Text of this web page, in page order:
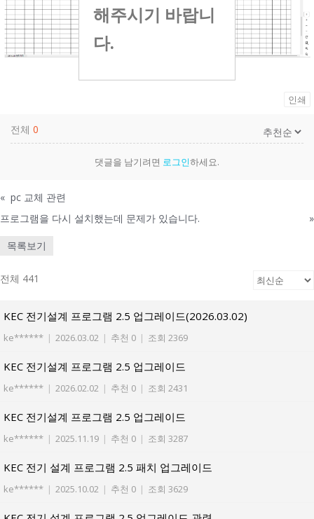
해주시기 바랍니
다.
인쇄
전체 0
댓글을 남기려면 로그인하세요.
« pc 교체 관련
프로그램을 다시 설치했는데 문제가 있습니다.
»
목록보기
전체 441
KEC 전기설계 프로그램 2.5 업그레이드(2026.03.02)
ke****** | 2026.03.02 | 추천 0 | 조회 2369
KEC 전기설계 프로그램 2.5 업그레이드
ke****** | 2026.02.02 | 추천 0 | 조회 2431
KEC 전기설계 프로그램 2.5 업그레이드
ke****** | 2025.11.19 | 추천 0 | 조회 3287
KEC 전기 설계 프로그램 2.5 패치 업그레이드
ke****** | 2025.10.02 | 추천 0 | 조회 3629